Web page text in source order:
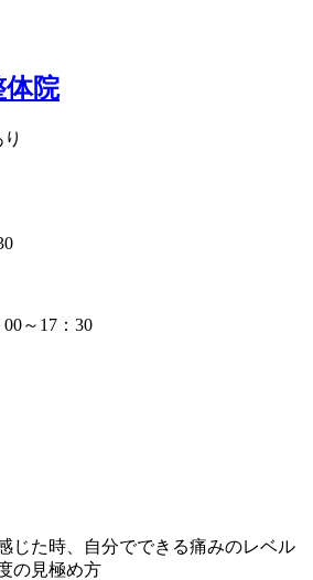
～17：30
じた時、自分でできる痛みのレベル
の見極め方